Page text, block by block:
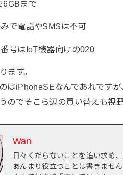
6GBまで
で電話やSMSは不可
号はIoT機器向けの020
ます。
はiPhoneSEなんであれです
のでそこら辺の買い替えも視
Wan
日々くだらないことを追い求め
あんまり役立つことは書きませ